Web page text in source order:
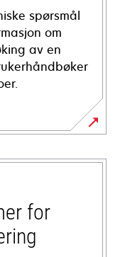
spørsmål
om
av en
for